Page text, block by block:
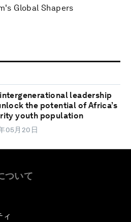
Global Shapers
intergenerational leadership
the potential of Africa’s
youth population
05月20日
ついて